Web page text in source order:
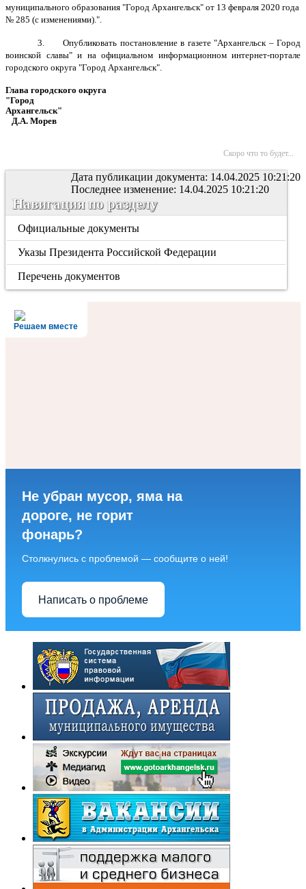
муниципального образования "Город Архангельск" от 13 февраля 2020 года
№ 285 (с изменениями).".
3. Опубликовать постановление в газете "Архангельск – Город
воинской славы" и на официальном информационном интернет-портале
городского округа "Город Архангельск".
Глава городского округа
"Город
Архангельск"
Д.А. Морев
Скоро что то будет...
Дата публикации документа: 14.04.2025 10:21:20
Последнее изменение: 14.04.2025 10:21:20
Навигация по разделу
Официальные документы
Указы Президента Российской Федерации
Перечень документов
Решаем вместе
Не убран мусор, яма на
дороге, не горит
фонарь?
Столкнулись с проблемой — сообщите о ней!
Написать о проблеме